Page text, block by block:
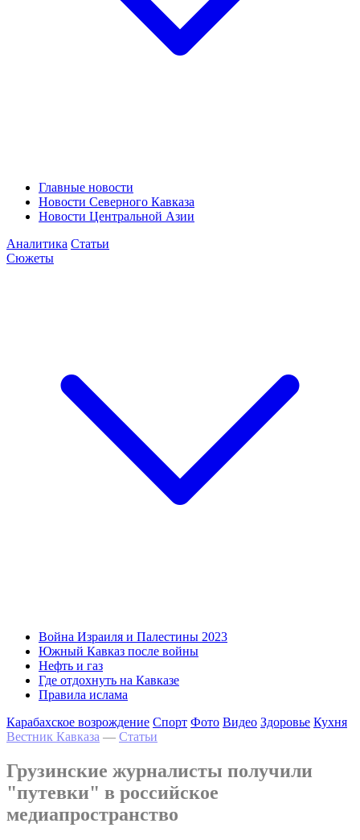
Главные новости
Новости Северного Кавказа
Новости Центральной Азии
Аналитика Статьи
Сюжеты
Война Израиля и Палестины 2023
Южный Кавказ после войны
Нефть и газ
Где отдохнуть на Кавказе
Правила ислама
Карабахское возрождение Спорт Фото Видео Здоровье Кухня
Вестник Кавказа — Статьи
Грузинские журналисты получили
"путевки" в российское
медиапространство